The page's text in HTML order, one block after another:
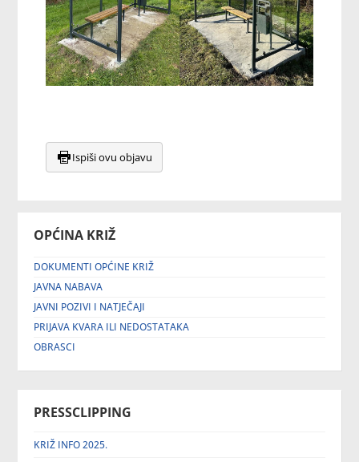
OPĆINA KRIŽ
DOKUMENTI OPĆINE KRIŽ
JAVNA NABAVA
JAVNI POZIVI I NATJEČAJI
PRIJAVA KVARA ILI NEDOSTATAKA
OBRASCI
PRESSCLIPPING
KRIŽ INFO 2025.
Ispiši ovu objavu